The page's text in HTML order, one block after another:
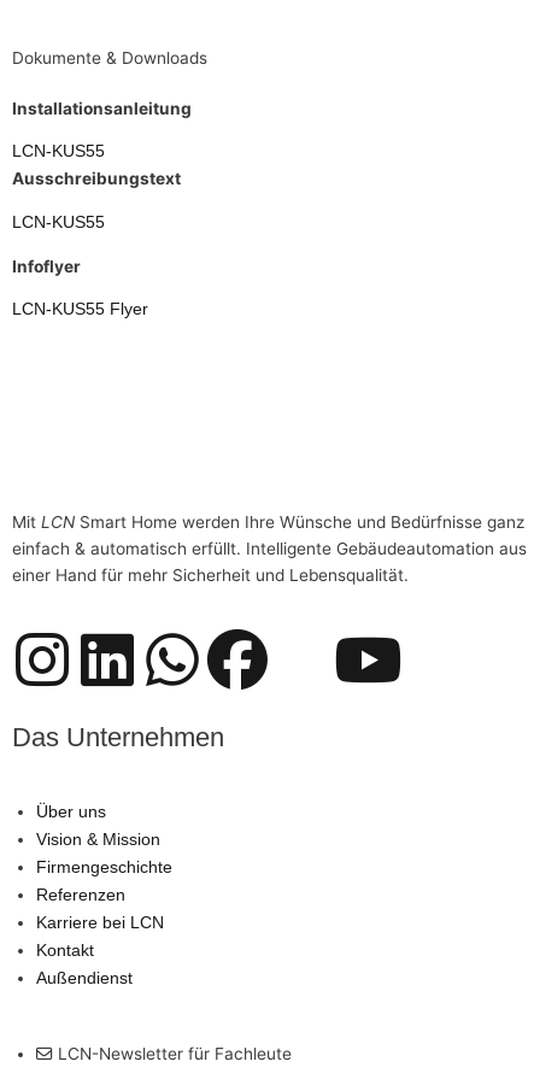
Dokumente & Downloads
Installationsanleitung
LCN-KUS55
Ausschreibungstext
LCN-KUS55
Infoflyer
LCN-KUS55 Flyer
Mit LCN Smart Home werden Ihre Wünsche und Bedürfnisse ganz
einfach & automatisch erfüllt. Intelligente Gebäudeautomation aus
einer Hand für mehr Sicherheit und Lebensqualität.
I
n
t
a
g
L
i
k
e
d
W
h
F
D Y
Das Unternehmen
Über uns
Vision & Mission
Firmengeschichte
Referenzen
Karriere bei LCN
Kontakt
Außendienst
LCN-Newsletter für Fachleute